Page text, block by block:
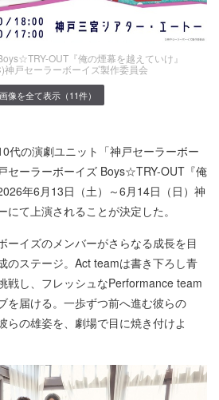
OUT『俺の煙幕を越えていけ』
ラーボーイズ製作委員会
画像を全て表示（11件）
代の演劇ユニット「神戸セーラーボー
セーラーボーイズ Boys☆TRY-OUT『俺
年6月13日（土）～6月14日（日）神
にて上演されることが決定した。
ーイズのメンバーがさらなる成長を目
のステージ。Act teamは書き下ろし青
戦し、フレッシュなPerformance team
を届ける。一歩ずつ前へ進む彼らの
らの雄姿を、劇場で目に焼き付けよ